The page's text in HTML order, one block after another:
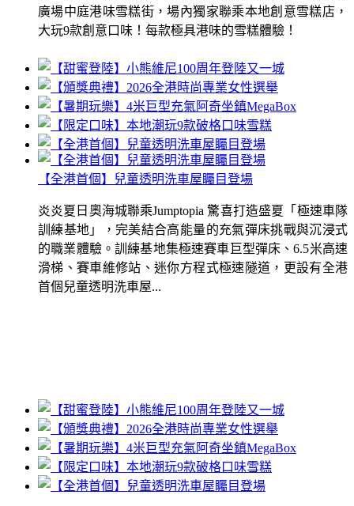
廣場中庭港味雪糕街，場內獨家聯乘本地創意雪糕店，
大玩9款創意口味！每款極具港味的雪糕體驗！
【全港首個】兒童透明洗車屋矚目登場
炎炎夏日奧海城聯乘Jumptopia 驚喜打造盛夏「極速車隊
訓練基地」，完美結合高能量的充氣彈床挑戰與沉浸式
的職業體驗。訓練基地集極速賽車巨型彈床、6.5米高速
滑梯、賽車維修站、迷你方程式極速隧道，更設有全港
首個兒童透明洗車屋...